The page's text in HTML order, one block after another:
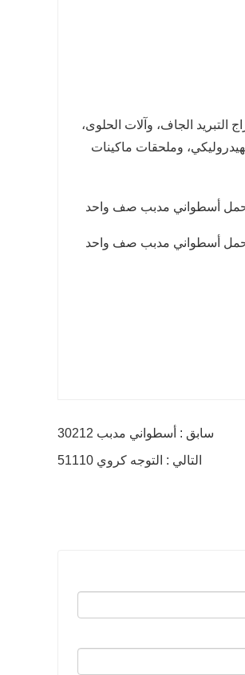
الجاف، وآلات الحلوى،
وملحقات ماكينات
سابق : أسطواني مدبب 30212
التالي : التوجه كروي 51110